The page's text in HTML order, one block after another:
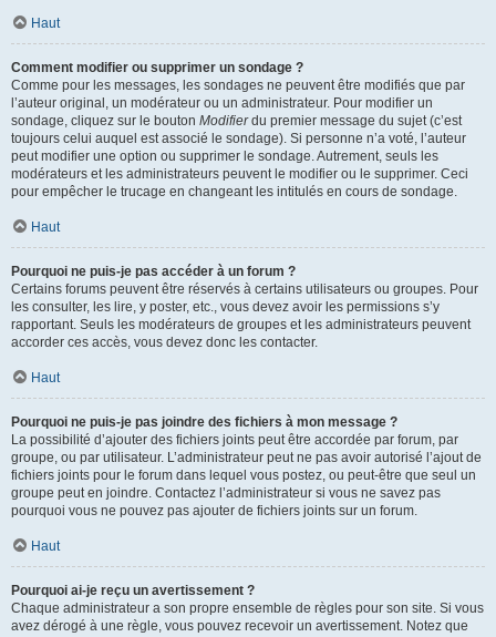
Haut
Comment modifier ou supprimer un sondage ?
Comme pour les messages, les sondages ne peuvent être modifiés que par
l’auteur original, un modérateur ou un administrateur. Pour modifier un
sondage, cliquez sur le bouton Modifierdu premier message du sujet (c’est
toujours celui auquel est associé le sondage). Si personne n’a voté, l’auteur
peut modifier une option ou supprimer le sondage. Autrement, seuls les
modérateurs et les administrateurs peuvent le modifier ou le supprimer. Ceci
pour empêcher le trucage en changeant les intitulés en cours de sondage.
Haut
Pourquoi ne puis-je pas accéder à un forum ?
Certains forums peuvent être réservés à certains utilisateurs ou groupes. Pour
les consulter, les lire, y poster, etc., vous devez avoir les permissions s’y
rapportant. Seuls les modérateurs de groupes et les administrateurs peuvent
accorder ces accès, vous devez donc les contacter.
Haut
Pourquoi ne puis-je pas joindre des fichiers à mon message ?
La possibilité d’ajouter des fichiers joints peut être accordée par forum, par
groupe, ou par utilisateur. L’administrateur peut ne pas avoir autorisé l’ajout de
fichiers joints pour le forum dans lequel vous postez, ou peut-être que seul un
groupe peut en joindre. Contactez l’administrateur si vous ne savez pas
pourquoi vous ne pouvez pas ajouter de fichiers joints sur un forum.
Haut
Pourquoi ai-je reçu un avertissement ?
Chaque administrateur a son propre ensemble de règles pour son site. Si vous
avez dérogé à une règle, vous pouvez recevoir un avertissement. Notez que